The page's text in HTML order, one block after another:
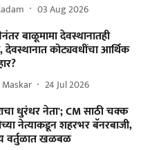
03 Aug 2026
बाळूमामा देवस्थानातही
देवस्थानात कोट्यवधींचा आर्थिक
24 Jul 2026
धुरंधर नेता'; CM साठी चक्क
नेत्याकडून शहरभर बॅनरबाजी,
वर्तुळात खळबळ